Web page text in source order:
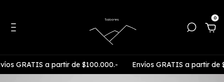
0
GRATIS a partir de $100.000.- Envíos GRATIS a partir de